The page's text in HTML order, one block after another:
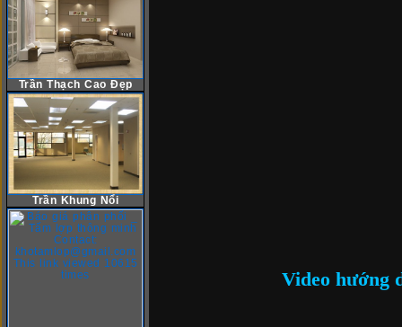
Trần Thạch Cao Đẹp
Trần Khung Nổi
Video hướng